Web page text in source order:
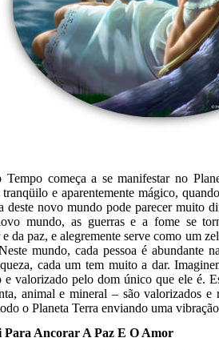
começa a se manifestar no
e aparentemente mágico,
deste novo mundo pode parecer muito
mundo, as guerras e a fome se
da paz, e alegremente serve como um
mundo, cada pessoa é abundante
cada um tem muito a dar.
e valorizado pelo dom único que ele é.
animal e mineral – são valorizados e
o Planeta Terra enviando uma
Para Ancorar A Paz E O Amor